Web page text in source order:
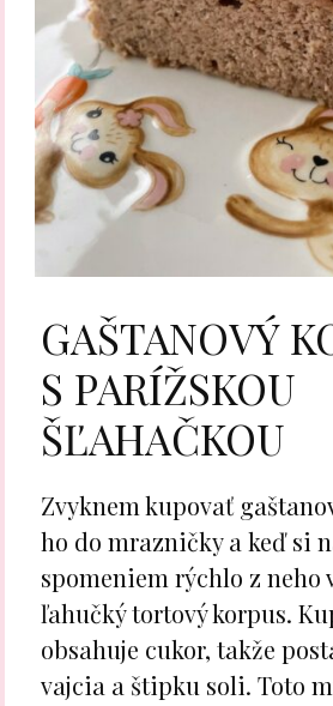
GAŠTANOVÝ
S PARÍŽSKOU
ŠĽAHAČKOU
Zvyknem kupovať
ho do mrazničky a keď si
spomeniem rýchlo z neho
ľahučký tortový korpus.
obsahuje cukor, takže
vajcia a štipku soli. Toto